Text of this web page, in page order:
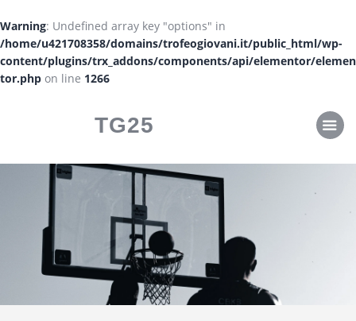
Warning: Undefined array key "options" in
/home/u421708358/domains/trofeogiovani.it/public_html/wp-
content/plugins/trx_addons/components/api/elementor/elemen
tor.php on line 1266
TG25
CALENDARI